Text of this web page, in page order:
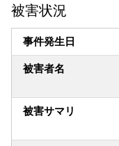
被害状況
事件発生日
被害者名
被害サマリ